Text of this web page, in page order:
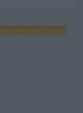
SpeedwaySport